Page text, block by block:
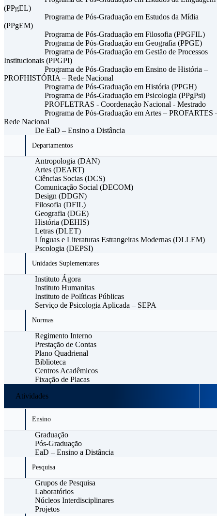
(PPgEL)
Programa de Pós-Graduação em Estudos da Mídia
(PPgEM)
Programa de Pós-Graduação em Filosofia (PPGFIL)
Programa de Pós-Graduação em Geografia (PPGE)
Programa de Pós-Graduação em Gestão de Processos
Institucionais (PPGPI)
Programa de Pós-Graduação em Ensino de História –
PROFHISTÓRIA – Rede Nacional
Programa de Pós-Graduação em História (PPGH)
Programa de Pós-Graduação em Psicologia (PPgPsi)
PROFLETRAS - Coordenação Nacional - Mestrado
Programa de Pós-Graduação em Artes – PROFARTES
Rede Nacional
De EaD – Ensino a Distância
Departamentos
Antropologia (DAN)
Artes (DEART)
Ciências Socias (DCS)
Comunicação Social (DECOM)
Design (DDGN)
Filosofia (DFIL)
Geografia (DGE)
História (DEHIS)
Letras (DLET)
Línguas e Literaturas Estrangeiras Modernas (DLLEM)
Pscologia (DEPSI)
Unidades Suplementares
Instituto Ágora
Instituto Humanitas
Instituto de Políticas Públicas
Serviço de Psicologia Aplicada – SEPA
Normas
Regimento Interno
Prestação de Contas
Plano Quadrienal
Biblioteca
Centros Acadêmicos
Fixação de Placas
Atividades
Ensino
Graduação
Pós-Graduação
EaD – Ensino a Distância
Pesquisa
Grupos de Pesquisa
Laboratórios
Núcleos Interdisciplinares
Projetos